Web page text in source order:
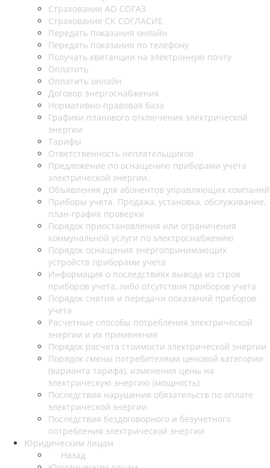
Страхование АО СОГАЗ
Страхование СК СОГЛАСИЕ
Передать показания онлайн
Передать показания по телефону
Получать квитанции на электронную почту
Оплатить
Оплатить онлайн
Договор энергоснабжения
Нормативно-правовая база
Графики планового отключения электрической
энергии
Тарифы
Ответственность неплательщиков
Предложение по оснащению приборами учета
электрической энергии.
Объявления для абонентов управляющих компаний
Приборы учета. Продажа, установка, обслуживание,
план-график проверки
Порядок приостановления или ограничения
коммунальной услуги по электроснабжению
Порядок оснащения энергопринимающих
устройств приборами учета
Информация о последствиях вывода из строя
приборов учета, либо отсутствия приборов учета
Порядок снятия и передачи показаний приборов
учета
Расчетные способы потребления электрической
энергии и их применения
Порядок расчета стоимости электрической энергии
Порядок смены потребителями ценовой категории
(варианта тарифа), изменения цены на
электрическую энергию (мощность)
Последствия нарушения обязательств по оплате
электрической энергии
Последствия бездоговорного и безучетного
потребления электрической энергии
Юридическим лицам
Назад